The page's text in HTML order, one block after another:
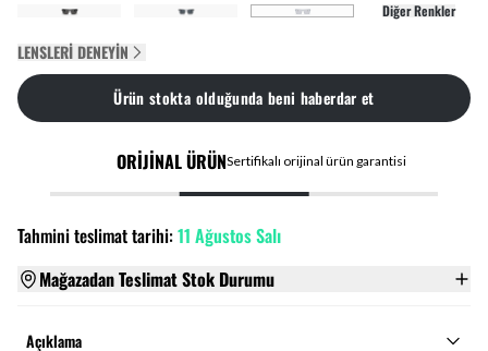
Diğer Renkler
LENSLERI DENEYIN
Ürün stokta olduğunda beni haberdar et
ORİJİNAL ÜRÜNSertifikalı orijinal ürün garantisi
Tahmini teslimat tarihi:11 Ağustos Salı
Mağazadan Teslimat Stok Durumu
Açıklama